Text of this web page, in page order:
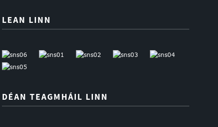
LEAN LINN
DÉAN TEAGMHÁIL LINN